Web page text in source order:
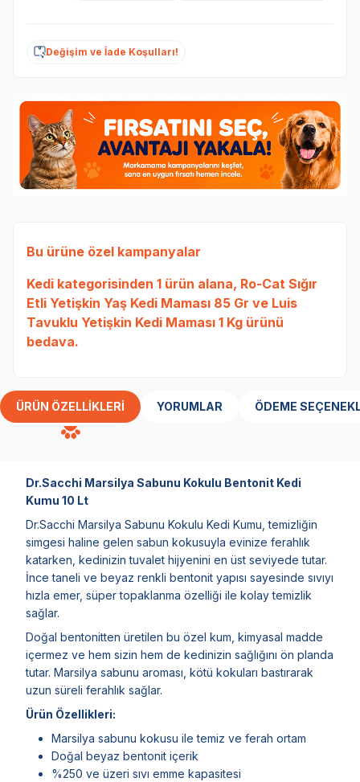
Değişim ve İade Koşulları!
Bu ürüne özel kampanyalar
Kedi kategorisinden 1 ürün alana, Ro-Cat Sığır
Etli Yetişkin Yaş Kedi Maması 85 Gr ve Luis
Tavuklu Yetişkin Kedi Maması 1 Kg ürünü
bedava.
ÜRÜN ÖZELLIKLERI YORUMLAR ÖDEME
Dr.Sacchi Marsilya Sabunu Kokulu Bentonit Kedi
Kumu 10 Lt
Dr.Sacchi Marsilya Sabunu Kokulu Kedi Kumu, temizliğin
simgesi haline gelen sabun kokusuyla evinize ferahlık
katarken, kedinizin tuvalet hijyenini en üst seviyede tutar.
İnce taneli ve beyaz renkli bentonit yapısı sayesinde sıvıyı
hızla emer, süper topaklanma özelliği ile kolay temizlik
sağlar.
Doğal bentonitten üretilen bu özel kum, kimyasal madde
içermez ve hem sizin hem de kedinizin sağlığını ön planda
tutar. Marsilya sabunu aroması, kötü kokuları bastırarak
uzun süreli ferahlık sağlar.
Ürün Özellikleri:
Marsilya sabunu kokusu ile temiz ve ferah ortam
Doğal beyaz bentonit içerik
%250 ve üzeri sıvı emme kapasitesi